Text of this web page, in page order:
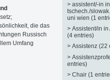
die das
Russisch
Umfang
> assistent/-in
tschech./
uni wien (1
> Assistent/in
(4 entries)
> Assistenz (22
>
entries)
> Chair (1